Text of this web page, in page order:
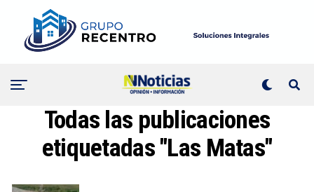
Todas las publicaciones
etiquetadas "Las Matas"